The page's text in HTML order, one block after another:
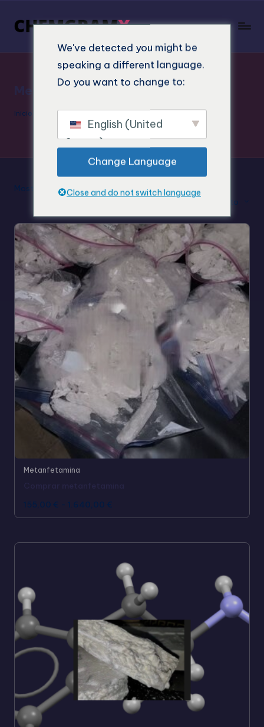
Metanfetamina
Inicio Metanfetamina
Mostrando todos los resultados 3
Clasificación por defecto
Metanfetamina
155,00 € - 1.640,00 €
We've detected you might be
speaking a different language.
Do you want to change to:
English (United
States)
Change Language
Close and do not switch language